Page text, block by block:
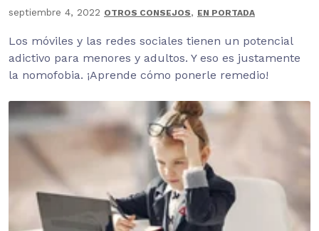
septiembre 4, 2022 OTROS CONSEJOS, EN PORTADA
Los móviles y las redes sociales tienen un potencial
adictivo para menores y adultos. Y eso es justamente
la nomofobia. ¡Aprende cómo ponerle remedio!